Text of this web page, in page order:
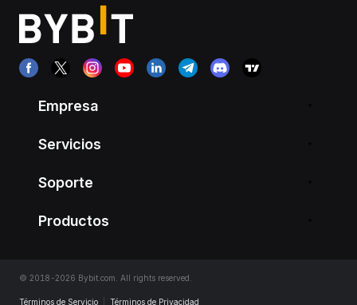
Empresa
Servicios
Soporte
Productos
© 2018-2026 Bybit.com. All rights reserved.
Términos de Servicio Términos de Privacidad